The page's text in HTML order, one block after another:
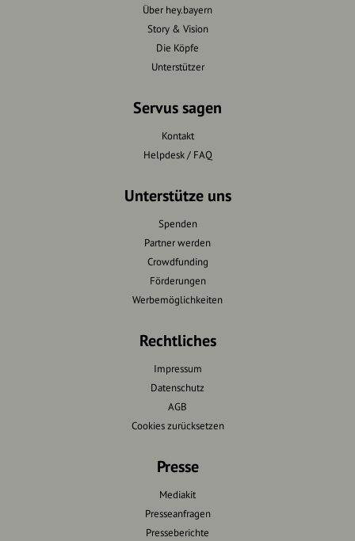
Über hey.bayern
Story & Vision
Die Köpfe
Unterstützer
Servus sagen
Kontakt
Helpdesk / FAQ
Unterstütze uns
Spenden
Partner werden
Crowdfunding
Förderungen
Werbemöglichkeiten
Rechtliches
Impressum
Datenschutz
AGB
Cookies zurücksetzen
Presse
Mediakit
Presseanfragen
Presseberichte